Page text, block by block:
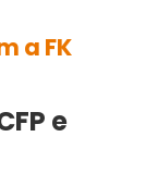
a FK
e